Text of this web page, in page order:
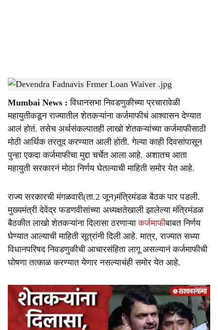
a
r
e
Devendra Fadnavis Frmer Loan Waiver .jpg -Sarkarnama
Mumbai News : विधानसभा निवडणुकीच्या प्रचारावेळी
महायुतीकडून राज्यातील शेतकऱ्यांना कर्जमाफीचं आश्वासन देण्यात
आलं होतं. तसेच अर्थसंकल्पातही लाखो शेतकऱ्यांच्या कर्जमाफीसाठी
मोठी आर्थिक तरतूद करण्यात आली होती. गेल्या काही दिवसांपासून
पुन्हा एकदा कर्जमाफीचा मुद्दा चर्चेत आला आहे. अशातच आता
महायुती सरकारनं मोठा निर्णय घेतल्याची माहिती समोर येत आहे.
राज्य सरकारची मंगळवारी(ता.2 जून)मंत्रिमंडळ बैठक पार पडली.
मुख्यमंत्री देवेंद्र फडणवीसांच्या अध्यक्षतेखाली झालेल्या मंत्रिमंडळ
बैठकीत लाखो शेतकऱ्यांना दिलासा ठरणाऱ्याकर्जमाफीबाबत निर्णय
घेण्यात आल्याची माहिती सूत्रांनी दिली आहे. मात्र, राज्यात सध्या
विधानपरिषद निवडणुकीची आचारसंहिता लागू असल्यानं कर्जमाफीची
घोषणा तत्काळ करण्यात येणार नसल्याचंही समोर येत आहे.